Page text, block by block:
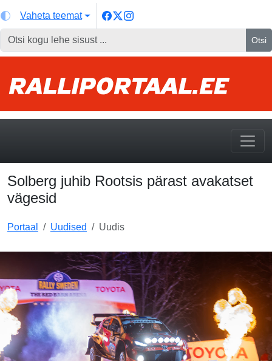
Vaheta teemat
Otsi
Solberg juhib Rootsis pärast avakatset
vägesid
Portaal Uudised Uudis